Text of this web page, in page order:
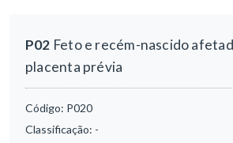
P02 Feto e recém-nascido
placenta prévia
Código: P020
Classificação: -